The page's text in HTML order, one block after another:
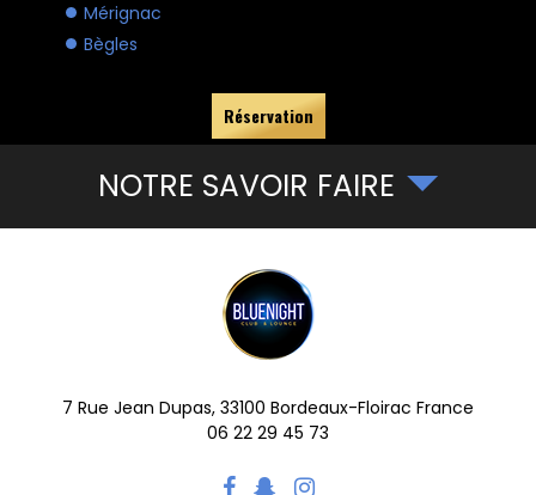
Mérignac
Bègles
Réservation
NOTRE SAVOIR FAIRE
7 Rue Jean Dupas, 33100 Bordeaux-Floirac France
06 22 29 45 73